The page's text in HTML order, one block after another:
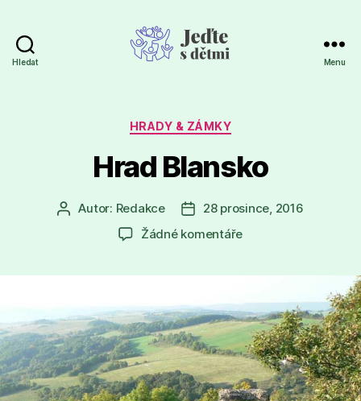
Hledat Menu
Rubriky
HRADY & ZÁMKY
Hrad Blansko
Autor
příspěvku
Autor: Redakce
Datum
příspěvku
28 prosince, 2016
Žádné komentářeu
Hrad
Blansko